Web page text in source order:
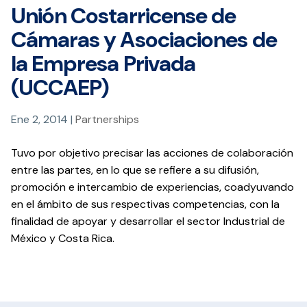
Unión Costarricense de
Cámaras y Asociaciones de
la Empresa Privada
(UCCAEP)
Ene 2, 2014 | Partnerships
Tuvo por objetivo precisar las acciones de colaboración
entre las partes, en lo que se refiere a su difusión,
promoción e intercambio de experiencias, coadyuvando
en el ámbito de sus respectivas competencias, con la
finalidad de apoyar y desarrollar el sector Industrial de
México y Costa Rica.